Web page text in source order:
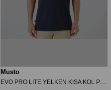
Musto